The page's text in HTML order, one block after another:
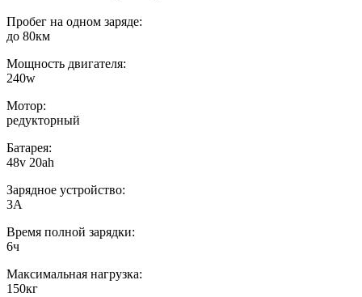
Пробег на одном заряде:
до 80км
Мощность двигателя:
240w
Мотор:
редукторный
Батарея:
48v 20ah
Зарядное устройство:
3A
Время полной зарядки:
6ч
Максимальная нагрузка:
150кг